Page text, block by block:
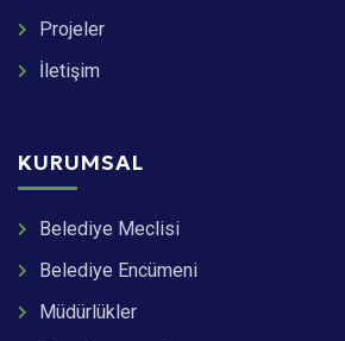
Projeler
İletişim
KURUMSAL
Belediye Meclisi
Belediye Encümeni
Müdürlükler